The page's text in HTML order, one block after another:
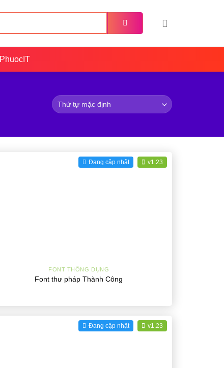
PhuocIT
Đang cập nhật v1.23
FONT THÔNG DỤNG
Font thư pháp Thành Công
Đang cập nhật v1.23